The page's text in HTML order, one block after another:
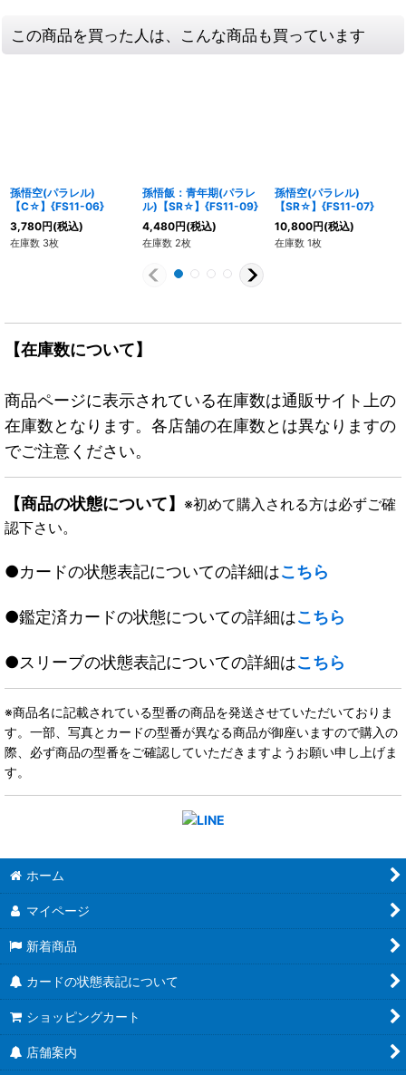
この商品を買った人は、こんな商品も買っています
孫悟空(パラレル)
【C☆】{FS11-06}
3,780円(税込)
在庫数 3枚
孫悟飯：青年期(パラレ
ル)【SR☆】{FS11-09}
4,480円(税込)
在庫数 2枚
孫悟空(パラレル)
【SR☆】{FS11-07}
10,800円(税込)
在庫数 1枚
【在庫数について】
商品ページに表示されている在庫数は通販サイト上の
在庫数となります。各店舗の在庫数とは異なりますの
でご注意ください。
【商品の状態について】 ※初めて購入される方は必ずご確
認下さい。
●カードの状態表記についての詳細はこちら
●鑑定済カードの状態についての詳細はこちら
●スリーブの状態表記についての詳細はこちら
※商品名に記載されている型番の商品を発送させていただいておりま
す。一部、写真とカードの型番が異なる商品が御座いますので購入の
際、必ず商品の型番をご確認していただきますようお願い申し上げま
す。
ホーム
マイページ
新着商品
カードの状態表記について
ショッピングカート
店舗案内